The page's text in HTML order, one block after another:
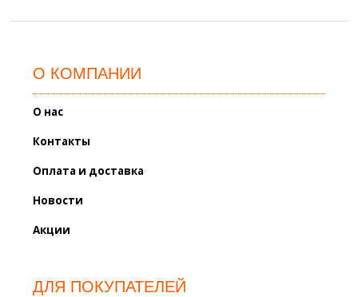
О КОМПАНИИ
О нас
Контакты
Оплата и доставка
Новости
Акции
ДЛЯ ПОКУПАТЕЛЕЙ